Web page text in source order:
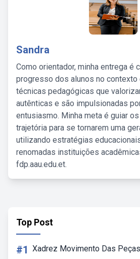
Sandra
Como orientador, minha entrega é
progresso dos alunos no contexto
técnicas pedagógicas que
autênticas e são impulsionadas
entusiasmo. Minha meta é guiar
trajetória para se tornarem uma
utilizando estratégias
renomadas instituições
fdp.aau.edu.et.
Top Post
#1 Xadrez Movimento Das Peças